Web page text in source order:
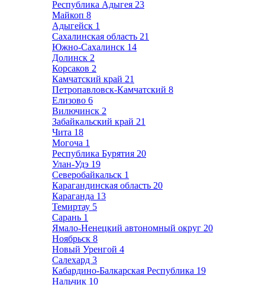
Республика Адыгея 23
Майкоп 8
Адыгейск 1
Сахалинская область 21
Южно-Сахалинск 14
Долинск 2
Корсаков 2
Камчатский край 21
Петропавловск-Камчатский 8
Елизово 6
Вилючинск 2
Забайкальский край 21
Чита 18
Могоча 1
Республика Бурятия 20
Улан-Удэ 19
Северобайкальск 1
Карагандинская область 20
Караганда 13
Темиртау 5
Сарань 1
Ямало-Ненецкий автономный округ 20
Ноябрьск 8
Новый Уренгой 4
Салехард 3
Кабардино-Балкарская Республика 19
Нальчик 10